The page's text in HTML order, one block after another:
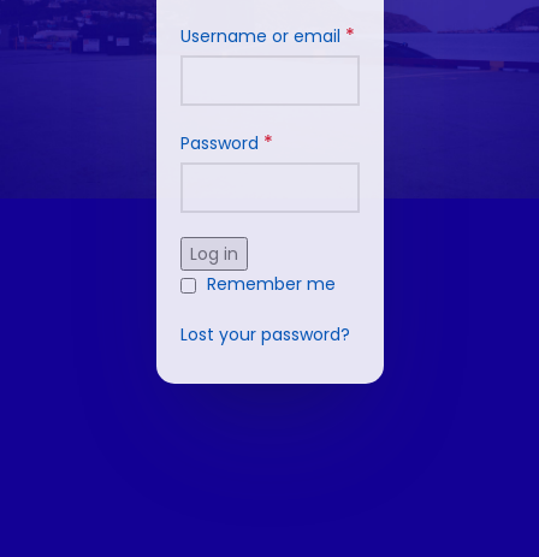
Username or email *
Password *
Log in
Remember me
Lost your password?